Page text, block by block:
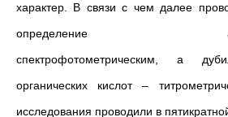
характер. В связи с чем далее
определение
спектрофотометрическим, а
органических кислот –
исследования проводили в